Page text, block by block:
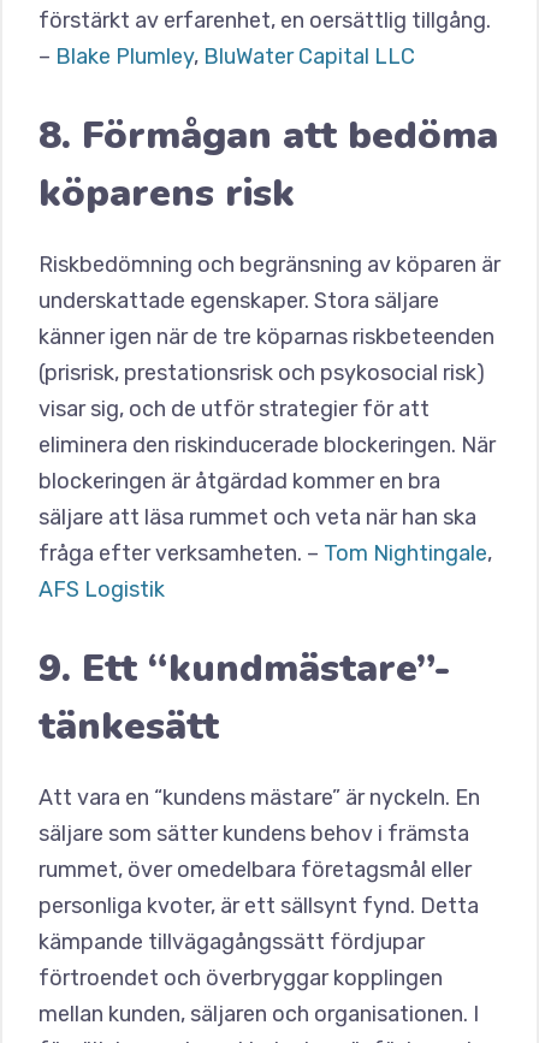
förstärkt av erfarenhet, en oersättlig tillgång.
– Blake Plumley, BluWater Capital LLC
8. Förmågan att bedöma
köparens risk
Riskbedömning och begränsning av köparen är
underskattade egenskaper. Stora säljare
känner igen när de tre köparnas riskbeteenden
(prisrisk, prestationsrisk och psykosocial risk)
visar sig, och de utför strategier för att
eliminera den riskinducerade blockeringen. När
blockeringen är åtgärdad kommer en bra
säljare att läsa rummet och veta när han ska
fråga efter verksamheten. – Tom Nightingale,
AFS Logistik
9. Ett “kundmästare”-
tänkesätt
Att vara en “kundens mästare” är nyckeln. En
säljare som sätter kundens behov i främsta
rummet, över omedelbara företagsmål eller
personliga kvoter, är ett sällsynt fynd. Detta
kämpande tillvägagångssätt fördjupar
förtroendet och överbryggar kopplingen
mellan kunden, säljaren och organisationen. I